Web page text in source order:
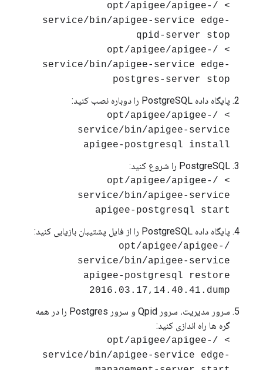
> /opt/apigee/apigee-
service/bin/apigee-service edge-
qpid-server stop
> /opt/apigee/apigee-
service/bin/apigee-service edge-
postgres-server stop
پایگاه داده PostgreSQL را دوباره نصب کنید:
> /opt/apigee/apigee-
service/bin/apigee-service
apigee-postgresql install
PostgreSQL را شروع کنید:
> /opt/apigee/apigee-
service/bin/apigee-service
apigee-postgresql start
پایگاه داده PostgreSQL را از فایل پشتیبان بازیابی کنید:
/opt/apigee/apigee-
service/bin/apigee-service
apigee-postgresql restore
2016.03.17,14.40.41.dump
سرور مدیریت، سرور Qpid و سرور Postgres را در همه
گره ها راه اندازی کنید:
> /opt/apigee/apigee-
service/bin/apigee-service edge-